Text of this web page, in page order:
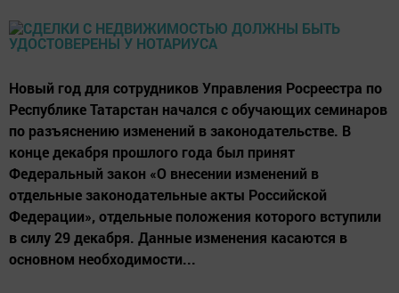
Новый год для сотрудников Управления Росреестра по
Республике Татарстан начался с обучающих семинаров
по разъяснению изменений в законодательстве. В
конце декабря прошлого года был принят
Федеральный закон «О внесении изменений в
отдельные законодательные акты Российской
Федерации», отдельные положения которого вступили
в силу 29 декабря. Данные изменения касаются в
основном необходимости...